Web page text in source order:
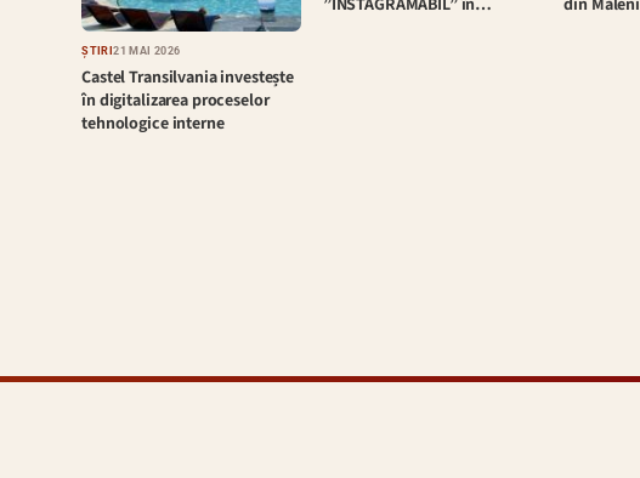
ȘTIRI21 MAI 2026
Castel Transilvania investește
în digitalizarea proceselor
tehnologice interne
”INSTAGRAMABIL” în…
din Măleni